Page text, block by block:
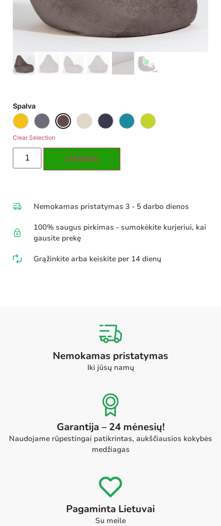
Spalva
Clear Selection
Į krepšelį
Nemokamas pristatymas 3 - 5 darbo dienos
100% saugus pirkimas - sumokėkite kurjeriui, kai
gausite prekę
Grąžinkite arba keiskite per 14 dienų
Nemokamas pristatymas
Iki jūsų namų
Garantija – 24 mėnesių!
Naudojame rūpestingai patikrintas, aukščiausios kokybės
medžiagas
Pagaminta Lietuvai
Su meile